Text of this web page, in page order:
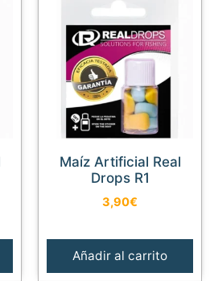
Maíz Artificial Real
Drops R1
3,90€
Añadir al carrito